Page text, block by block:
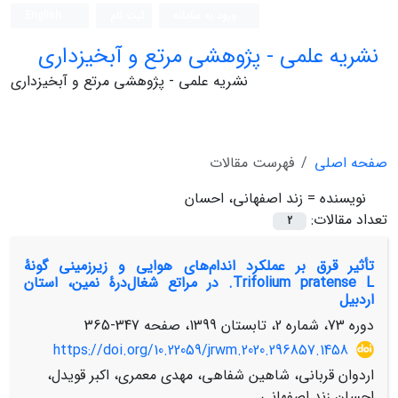
نشریه علمی - پژوهشی مرتع و آبخیزداری
نشریه علمی - پژوهشی مرتع و آبخیزداری
صفحه اصلی
فهرست مقالات
نویسنده = زند اصفهانی، احسان
تعداد مقالات:
2
تأثیر قرق بر عملکرد اندام‌های هوایی و زیر‌زمینی گونۀ
Trifolium pratense L. در مراتع شغال‌درۀ‌ نمین، استان
اردبیل
دوره 73، شماره 2، تابستان 1399، صفحه
347-365
https://doi.org/10.22059/jrwm.2020.296857.1458
اردوان قربانی، شاهین شفاهی، مهدی معمری، اکبر قویدل،